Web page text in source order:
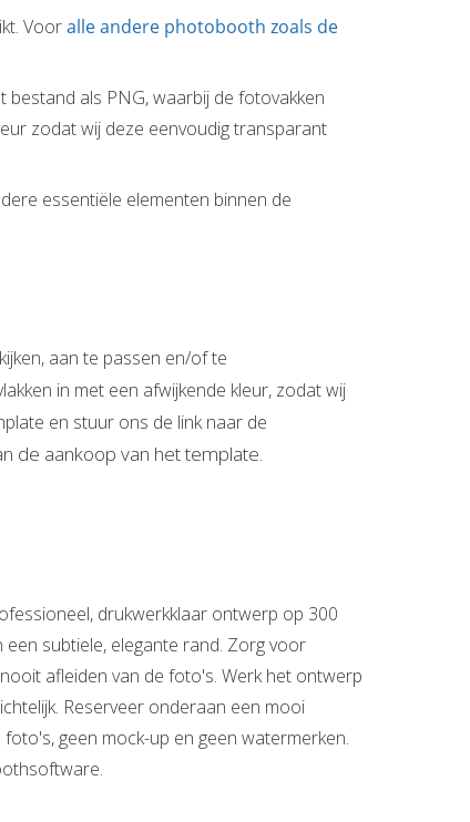
Vooralle andere photobooth zoals de
als PNG, waarbij de fotovakken
zodat wij deze eenvoudig transparant
essentiële elementen binnen de
aan te passen en/of te
in met een afwijkende kleur, zodat wij
en stuur ons de link naar de
de aankoop van het template.
drukwerkklaar ontwerp op 300
subtiele, elegante rand. Zorg voor
afleiden van de foto's. Werk het ontwerp
Reserveer onderaan een mooi
geen mock-up en geen watermerken.